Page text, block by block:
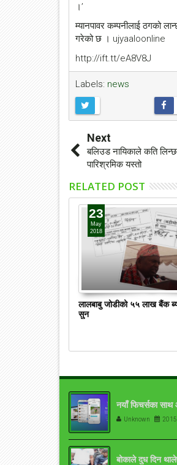
।’
म्यानपावर कम्पनीलाई ठगको
गरेको छ । ujyaaloonline
http://ift.tt/eA8V8J
Labels: news
Next
बलिउड नायिकाले कति
पारिश्रमिक यस्तो
RELATED POST
23
May
2018
लालबाबु जोडीको ५५ लाख बैंक
सुन
नयाँ फिचर्सका साथ
Unknown
बोकाले दुध दिन